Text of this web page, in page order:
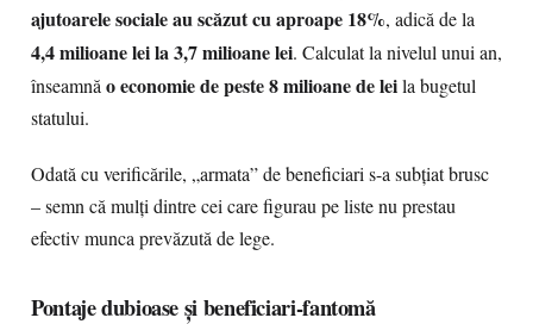
ajutoarele sociale au scăzut cu aproape 18%, adică de la
4,4 milioane lei la 3,7 milioane lei. Calculat la nivelul unui an,
înseamnăo economie de peste 8 milioane de leila bugetul
statului.
Odată cu verificările, „armata” de beneficiari s-a subțiat brusc
– semn că mulți dintre cei care figurau pe liste nu prestau
efectiv munca prevăzută de lege.
Pontaje dubioase și beneficiari-fantomă